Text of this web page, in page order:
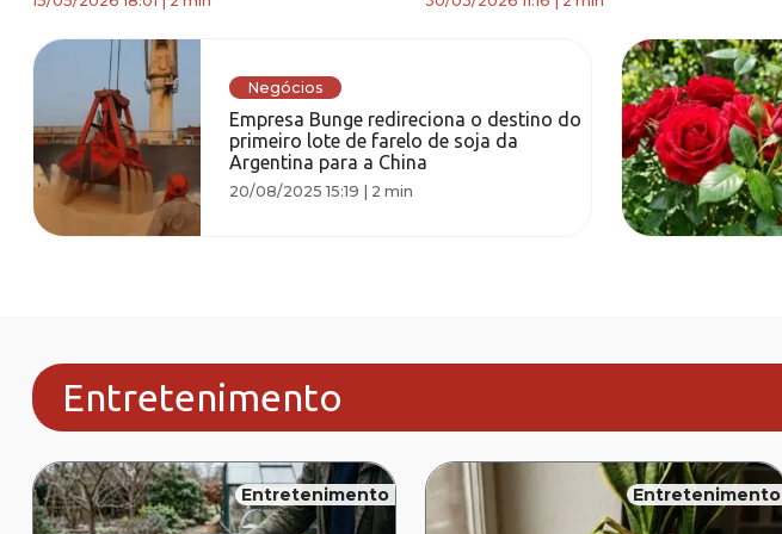
Negócios
Empresa Bunge redireciona o destino do
primeiro lote de farelo de soja da
Argentina para a China
20/08/2025 15:19 | 2 min
Entretenimento
Entretenimento Entretenimento